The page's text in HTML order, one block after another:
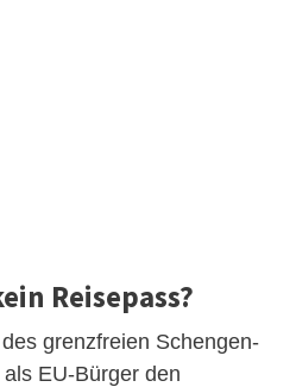
Reisepass?
grenzfreien Schengen-
EU-Bürger den